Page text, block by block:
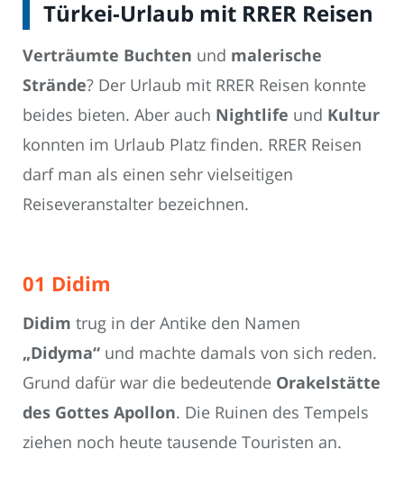
Türkei-Urlaub mit RRER Reisen
Verträumte Buchten und malerische
Strände? Der Urlaub mit RRER Reisen konnte
beides bieten. Aber auch Nightlife und Kultur
konnten im Urlaub Platz finden. RRER Reisen
darf man als einen sehr vielseitigen
Reiseveranstalter bezeichnen.
01 Didim
Didim trug in der Antike den Namen
„Didyma“ und machte damals von sich reden.
Grund dafür war die bedeutende Orakelstätte
des Gottes Apollon. Die Ruinen des Tempels
ziehen noch heute tausende Touristen an.